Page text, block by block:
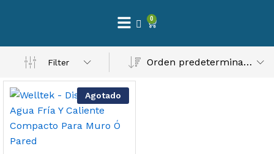
0
Filter Orden predeterminado
Agotado
– Máxima Calidad En Filtración
3,900.00
al carrito